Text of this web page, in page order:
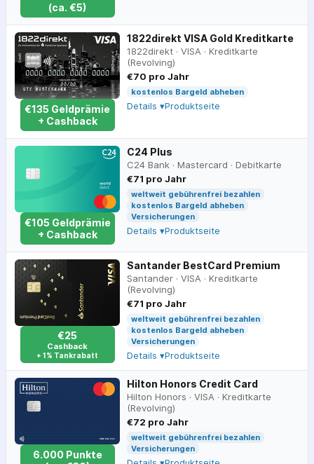
(ca. €5)
€135 Geldprämie
+ Cashback
1822direkt VISA Gold Kreditkarte
1822direkt · VISA · Kreditkarte
(Revolving)
€70 pro Jahr
kostenlos Bargeld abheben
Details ▾Produktseite
€105 Geldprämie
+ Cashback
C24 Plus
C24 Bank · Mastercard · Debitkarte
€71 pro Jahr
weltweit gebührenfrei bezahlen
kostenlos Bargeld abheben
Versicherungen
Details ▾Produktseite
€25
Cashback
+ 1% Tankrabatt
Santander BestCard Premium
Santander · VISA · Kreditkarte
(Revolving)
€71 pro Jahr
weltweit gebührenfrei bezahlen
kostenlos Bargeld abheben
Versicherungen
Details ▾Produktseite
6.000 Punkte
Hilton Honors Credit Card
Hilton Honors · VISA · Kreditkarte
(Revolving)
€72 pro Jahr
weltweit gebührenfrei bezahlen
Versicherungen